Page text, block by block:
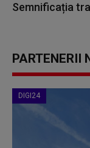
Semnificația
PARTENERII
DIGI24